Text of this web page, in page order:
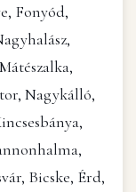
Fonyód,
Nagykálló,
Bicske, Érd,